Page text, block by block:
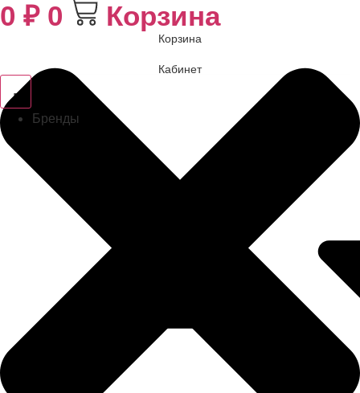
0 ₽ 0 Корзина
Корзина
Кабинет
Бренды